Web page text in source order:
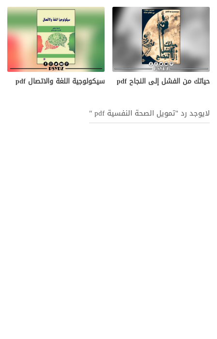
حياتك من الفشل إلى النجاح pdf سيكولوجية اللغة والاتصال pdf
لايوجد رد "تمويل الصحة النفسية pdf "